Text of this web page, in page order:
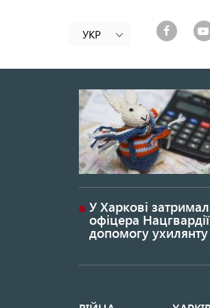
УКР
У Харкові
офіцера
допомогу ухилянту